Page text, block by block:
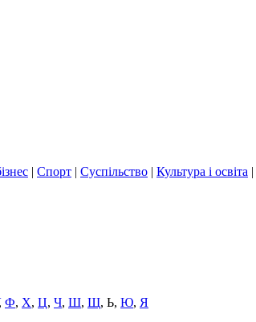
| Спорт | Суспільство | Культура і освіта |
Ф, Х, Ц, Ч, Ш, Щ, Ь, Ю, Я